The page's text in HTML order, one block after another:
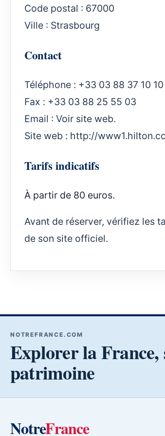
Code postal : 67000
Ville : Strasbourg
Contact
Téléphone : +33 03 88 37 10 10
Fax : +33 03 88 25 55 03
Email : Voir site web.
Site web : http://
Tarifs indicatifs
À partir de 80 euros.
Avant de réserver, vérifiez les
de son site officiel.
NOTREFRANCE.COM
Explorer la France,
patrimoine
NotreFrance